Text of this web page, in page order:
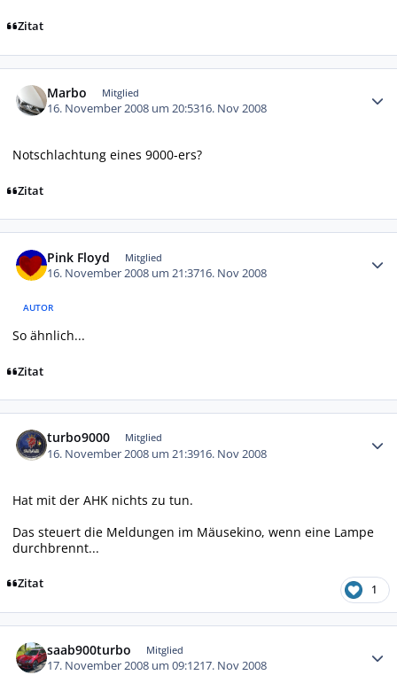
Zitat
Marbo Mitglied
16. November 2008 um 20:5316. Nov 2008
Notschlachtung eines 9000-ers?
Zitat
Pink Floyd Mitglied
16. November 2008 um 21:3716. Nov 2008
AUTOR
So ähnlich...
Zitat
turbo9000 Mitglied
16. November 2008 um 21:3916. Nov 2008
Hat mit der AHK nichts zu tun.
Das steuert die Meldungen im Mäusekino, wenn eine Lampe
durchbrennt...
Zitat 1
saab900turbo Mitglied
17. November 2008 um 09:1217. Nov 2008